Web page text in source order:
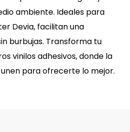
ambiente. Ideales para
Devia, facilitan una
burbujas. Transforma tu
vinilos adhesivos, donde la
para ofrecerte lo mejor.